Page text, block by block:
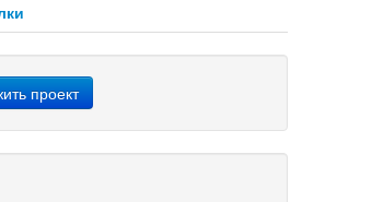
проект